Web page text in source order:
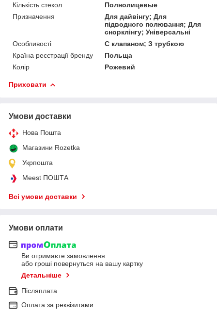
Кількість стекол
Полнолицевые
Призначення
Для дайвінгу; Для
підводного полювання; Для
снорклінгу; Універсальні
Особливості
С клапаном; З трубкою
Країна реєстрації бренду
Польща
Колір
Рожевий
Приховати
Умови доставки
Нова Пошта
Магазини Rozetka
Укрпошта
Meest ПОШТА
Всі умови доставки
Умови оплати
Ви отримаєте замовлення
або гроші повернуться на вашу картку
Детальніше
Післяплата
Оплата за реквізитами